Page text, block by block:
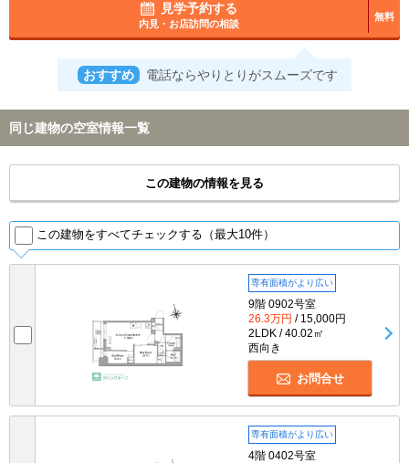
見学予約する
内見・お店訪問の相談
無料
おすすめ 電話ならやりとりがスムーズです
同じ建物の空室情報一覧
この建物の情報を見る
この建物をすべてチェックする（最大10件）
専有面積がより広い
9階 0902号室
26.3万円 / 15,000円
2LDK / 40.02㎡
西向き
お問合せ
専有面積がより広い
4階 0402号室